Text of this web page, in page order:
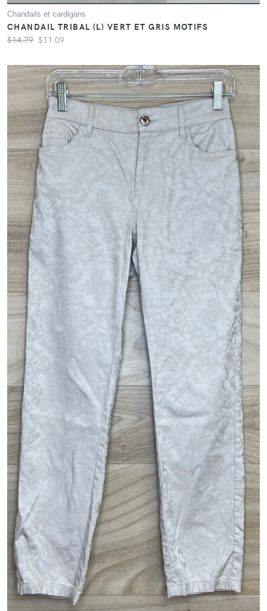
Chandails et cardigans
CHANDAIL TRIBAL (L) VERT ET GRIS MOTIFS
$14.79 $11.09